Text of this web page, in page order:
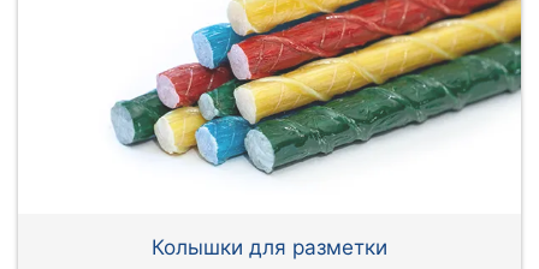
Колышки для разметки